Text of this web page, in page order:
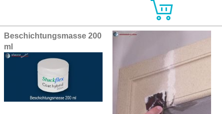
Beschichtungsmasse 200
ml